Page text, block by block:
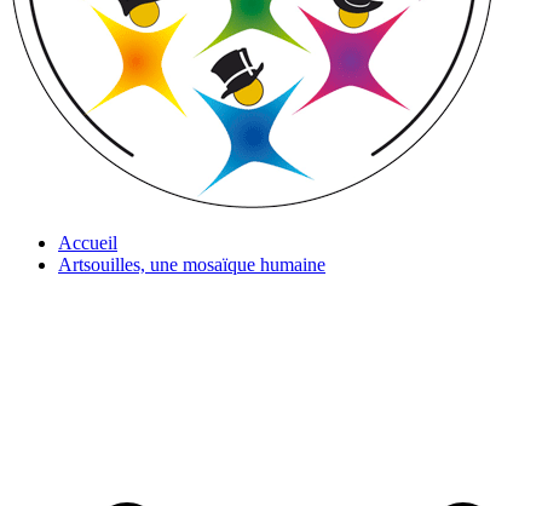
Accueil
Artsouilles, une mosaïque humaine